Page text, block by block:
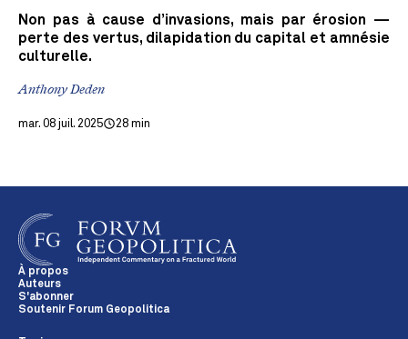
Non pas à cause d’invasions, mais par érosion —
perte des vertus, dilapidation du capital et amnésie
culturelle.
Anthony Deden
mar. 08 juil. 2025 28 min
À propos
Auteurs
S'abonner
Soutenir Forum Geopolitica